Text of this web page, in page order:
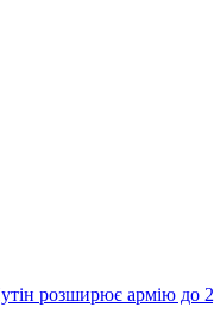
розширює армію до